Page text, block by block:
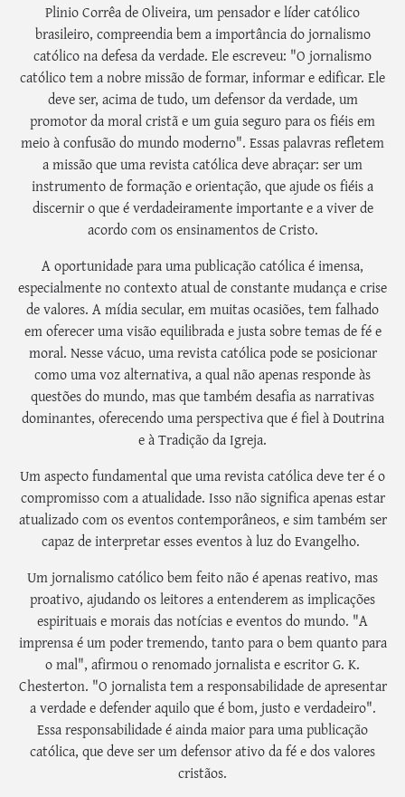
Plinio Corrêa de Oliveira, um pensador e líder católico
brasileiro, compreendia bem a importância do jornalismo
católico na defesa da verdade. Ele escreveu: "O jornalismo
católico tem a nobre missão de formar, informar e edificar. Ele
deve ser, acima de tudo, um defensor da verdade, um
promotor da moral cristã e um guia seguro para os fiéis em
meio à confusão do mundo moderno". Essas palavras refletem
a missão que uma revista católica deve abraçar: ser um
instrumento de formação e orientação, que ajude os fiéis a
discernir o que é verdadeiramente importante e a viver de
acordo com os ensinamentos de Cristo.
A oportunidade para uma publicação católica é imensa,
especialmente no contexto atual de constante mudança e crise
de valores. A mídia secular, em muitas ocasiões, tem falhado
em oferecer uma visão equilibrada e justa sobre temas de fé e
moral. Nesse vácuo, uma revista católica pode se posicionar
como uma voz alternativa, a qual não apenas responde às
questões do mundo, mas que também desafia as narrativas
dominantes, oferecendo uma perspectiva que é fiel à Doutrina
e à Tradição da Igreja.
Um aspecto fundamental que uma revista católica deve ter é o
compromisso com a atualidade. Isso não significa apenas estar
atualizado com os eventos contemporâneos, e sim também ser
capaz de interpretar esses eventos à luz do Evangelho.
Um jornalismo católico bem feito não é apenas reativo, mas
proativo, ajudando os leitores a entenderem as implicações
espirituais e morais das notícias e eventos do mundo. "A
imprensa é um poder tremendo, tanto para o bem quanto para
o mal", afirmou o renomado jornalista e escritor G. K.
Chesterton. "O jornalista tem a responsabilidade de apresentar
a verdade e defender aquilo que é bom, justo e verdadeiro".
Essa responsabilidade é ainda maior para uma publicação
católica, que deve ser um defensor ativo da fé e dos valores
cristãos.